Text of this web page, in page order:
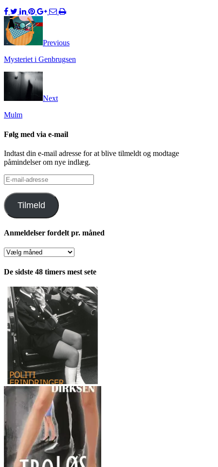
Previous
Mysteriet i Genbrugsen
Next
Mulm
Følg med via e-mail
Indtast din e-mail adresse for at blive tilmeldt og modtage
påmindelser om nye indlæg.
E-
mail-
adresse
Tilmeld
Anmeldelser fordelt pr. måned
Anmeldelser
pr.
De sidste 48 timers mest sete